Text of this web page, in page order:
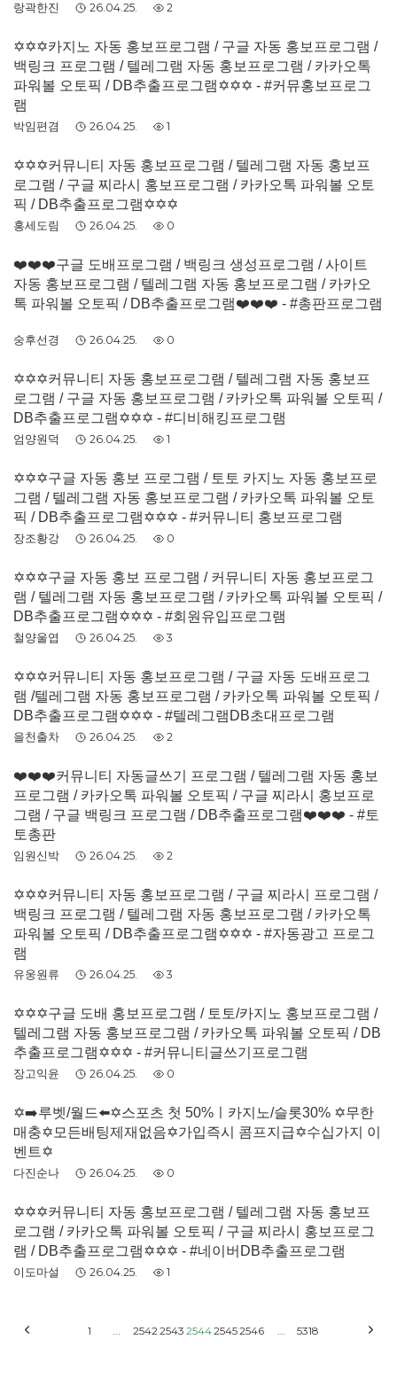
랑곽한진 26.04.25. 2
✡️✡️✡️카지노 자동 홍보프로그램 / 구글 자동 홍보프로그램 /
백링크 프로그램 / 텔레그램 자동 홍보프로그램 / 카카오톡
파워볼 오토픽 / DB추출프로그램✡️✡️✡️ - #커뮤홍보프로그
램
박임편겸 26.04.25. 1
✡️✡️✡️커뮤니티 자동 홍보프로그램 / 텔레그램 자동 홍보프
로그램 / 구글 찌라시 홍보프로그램 / 카카오톡 파워볼 오토
픽 / DB추출프로그램✡️✡️✡️
홍세도림 26.04.25. 0
❤️❤️❤️구글 도배프로그램 / 백링크 생성프로그램 / 사이트
자동 홍보프로그램 / 텔레그램 자동 홍보프로그램 / 카카오
톡 파워볼 오토픽 / DB추출프로그램❤️❤️❤️ - #총판프로그램
숭후선경 26.04.25. 0
✡️✡️✡️커뮤니티 자동 홍보프로그램 / 텔레그램 자동 홍보프
로그램 / 구글 자동 홍보프로그램 / 카카오톡 파워볼 오토픽 /
DB추출프로그램✡️✡️✡️ - #디비해킹프로그램
엄양원덕 26.04.25. 1
✡️✡️✡️구글 자동 홍보 프로그램 / 토토 카지노 자동 홍보프로
그램 / 텔레그램 자동 홍보프로그램 / 카카오톡 파워볼 오토
픽 / DB추출프로그램✡️✡️✡️ - #커뮤니티 홍보프로그램
장조황강 26.04.25. 0
✡️✡️✡️구글 자동 홍보 프로그램 / 커뮤니티 자동 홍보프로그
램 / 텔레그램 자동 홍보프로그램 / 카카오톡 파워볼 오토픽 /
DB추출프로그램✡️✡️✡️ - #회원유입프로그램
철양울엽 26.04.25. 3
✡️✡️✡️커뮤니티 자동 홍보프로그램 / 구글 자동 도배프로그
램 /텔레그램 자동 홍보프로그램 / 카카오톡 파워볼 오토픽 /
DB추출프로그램✡️✡️✡️ - #텔레그램DB초대프로그램
을천출차 26.04.25. 2
❤️❤️❤️커뮤니티 자동글쓰기 프로그램 / 텔레그램 자동 홍보
프로그램 / 카카오톡 파워볼 오토픽 / 구글 찌라시 홍보프로
그램 / 구글 백링크 프로그램 / DB추출프로그램❤️❤️❤️ - #토
토총판
임원신박 26.04.25. 2
✡️✡️✡️커뮤니티 자동 홍보프로그램 / 구글 찌라시 프로그램 /
백링크 프로그램 / 텔레그램 자동 홍보프로그램 / 카카오톡
파워볼 오토픽 / DB추출프로그램✡️✡️✡️ - #자동광고 프로그
램
유웅원류 26.04.25. 3
✡️✡️✡️구글 도배 홍보프로그램 / 토토/카지노 홍보프로그램 /
텔레그램 자동 홍보프로그램 / 카카오톡 파워볼 오토픽 / DB
추출프로그램✡️✡️✡️ - #커뮤니티글쓰기프로그램
장고익윤 26.04.25. 0
✡️➡️루벳/월드⬅️✡️스포츠 첫 50%ㅣ카지노/슬롯30% ✡️무한
매충✡️모든배팅제재없음✡️가입즉시 콤프지급✡️수십가지 이
벤트✡️
다진순나 26.04.25. 0
✡️✡️✡️커뮤니티 자동 홍보프로그램 / 텔레그램 자동 홍보프
로그램 / 카카오톡 파워볼 오토픽 / 구글 찌라시 홍보프로그
램 / DB추출프로그램✡️✡️✡️ - #네이버DB추출프로그램
이도마설 26.04.25. 1
1 ... 25422543 254425452546 ... 5318